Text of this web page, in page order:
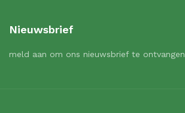
Nieuwsbrief
meld aan om ons nieuwsbrief te ontvangen